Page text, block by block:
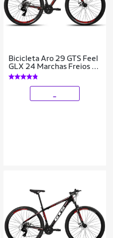
Bicicleta Aro 29 GTS Feel
GLX 24 Marchas Freios A
Disco